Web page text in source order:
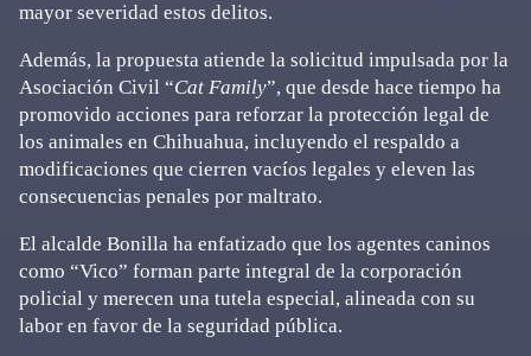
mayor severidad estos delitos.
Además, la propuesta atiende la solicitud impulsada por la
Asociación Civil “Cat Family”, que desde hace tiempo ha
promovido acciones para reforzar la protección legal de
los animales en Chihuahua, incluyendo el respaldo a
modificaciones que cierren vacíos legales y eleven las
consecuencias penales por maltrato.
El alcalde Bonilla ha enfatizado que los agentes caninos
como “Vico” forman parte integral de la corporación
policial y merecen una tutela especial, alineada con su
labor en favor de la seguridad pública.